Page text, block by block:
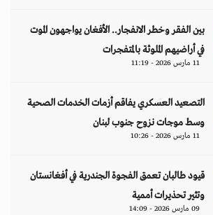
بين الفقر وخطر الانفجار.. الأفغان يواجهون الموت
في أراضيهم الملوثة بالمتفجرات
11 مارس 2026 - 11:19
التصعيد العسكري يفاقم أزمات الخدمات الصحية
وسط موجات نزوح جنوب لبنان
11 مارس 2026 - 10:26
قيود طالبان تعمق الفجوة الجندرية في أفغانستان
وتثير تحذيرات أممية
09 مارس 2026 - 14:09